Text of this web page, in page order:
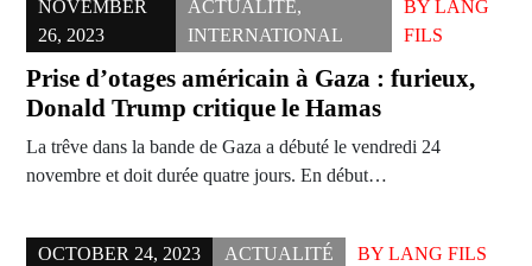
NOVEMBER
26, 2023
ACTUALITÉ,
INTERNATIONAL
BY LANG
FILS
Prise d’otages américain à Gaza : furieux,
Donald Trump critique le Hamas
La trêve dans la bande de Gaza a débuté le vendredi 24
novembre et doit durée quatre jours. En début…
OCTOBER 24, 2023 ACTUALITÉ BY LANG FILS